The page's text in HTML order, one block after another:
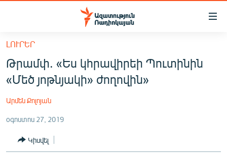
Մատչելիության
հիմնական
բովանդակությանը
Անցնել
հիմնական
մենյուին
ՀԱՅԱՍՏԱՆ
ՔԱՂԱՔԱԿԱՆ
ԸՆՏՐՈՒԹՅՈՒՆՆԵՐ 2026
ԻՐԱՎՈՒՆՔ
ՀԱՍԱՐԱԿՈՒԹՅՈՒՆ
ԼՈՒՐԵՐ
Թրամփ. «Ես կհրավիրեի Պուտինին
«Մեծ յոթնյակի» ժողովին»
Արմեն Քոլոյան
օգոստոս 27, 2019
Կիսվել